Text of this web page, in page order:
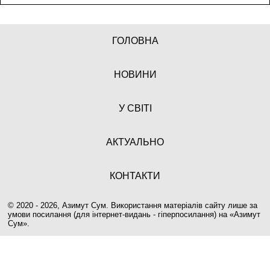
ГОЛОВНА
НОВИНИ
У СВІТІ
АКТУАЛЬНО
КОНТАКТИ
© 2020 - 2026, Азимут Сум. Використання матеріалів сайту лише за
умови посилання (для інтернет-видань - гіперпосилання) на «Азимут
Сум».